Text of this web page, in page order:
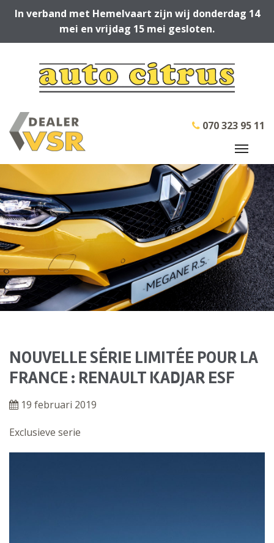
In verband met Hemelvaart zijn wij donderdag 14
mei en vrijdag 15 mei gesloten.
070 323 95 11
NOUVELLE SÉRIE LIMITÉE POUR LA
FRANCE : RENAULT KADJAR ESF
19 februari 2019
Exclusieve serie